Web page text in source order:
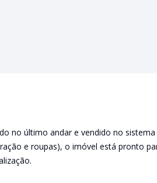
no último andar e vendido no
e roupas), o imóvel está pronto